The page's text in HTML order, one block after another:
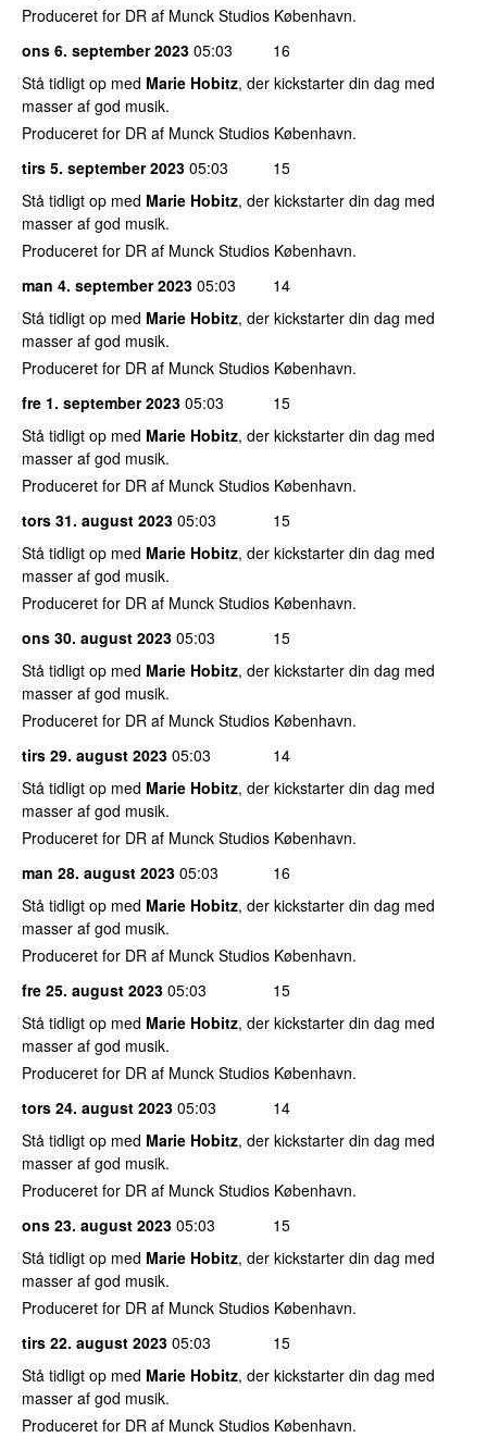
Produceret for DR af Munck Studios København.
ons 6. september 2023 05:03
16
Stå tidligt op med Marie Hobitz, der kickstarter din dag med
masser af god musik.
Produceret for DR af Munck Studios København.
tirs 5. september 2023 05:03
15
Stå tidligt op med Marie Hobitz, der kickstarter din dag med
masser af god musik.
Produceret for DR af Munck Studios København.
man 4. september 2023 05:03
14
Stå tidligt op med Marie Hobitz, der kickstarter din dag med
masser af god musik.
Produceret for DR af Munck Studios København.
fre 1. september 2023 05:03
15
Stå tidligt op med Marie Hobitz, der kickstarter din dag med
masser af god musik.
Produceret for DR af Munck Studios København.
tors 31. august 2023 05:03
15
Stå tidligt op med Marie Hobitz, der kickstarter din dag med
masser af god musik.
Produceret for DR af Munck Studios København.
ons 30. august 2023 05:03
15
Stå tidligt op med Marie Hobitz, der kickstarter din dag med
masser af god musik.
Produceret for DR af Munck Studios København.
tirs 29. august 2023 05:03
14
Stå tidligt op med Marie Hobitz, der kickstarter din dag med
masser af god musik.
Produceret for DR af Munck Studios København.
man 28. august 2023 05:03
16
Stå tidligt op med Marie Hobitz, der kickstarter din dag med
masser af god musik.
Produceret for DR af Munck Studios København.
fre 25. august 2023 05:03
15
Stå tidligt op med Marie Hobitz, der kickstarter din dag med
masser af god musik.
Produceret for DR af Munck Studios København.
tors 24. august 2023 05:03
14
Stå tidligt op med Marie Hobitz, der kickstarter din dag med
masser af god musik.
Produceret for DR af Munck Studios København.
ons 23. august 2023 05:03
15
Stå tidligt op med Marie Hobitz, der kickstarter din dag med
masser af god musik.
Produceret for DR af Munck Studios København.
tirs 22. august 2023 05:03
15
Stå tidligt op med Marie Hobitz, der kickstarter din dag med
masser af god musik.
Produceret for DR af Munck Studios København.